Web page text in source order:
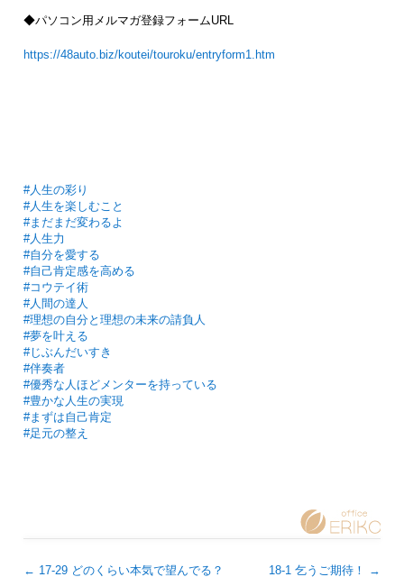
◆パソコン用メルマガ登録フォームURL
https://48auto.biz/koutei/touroku/entryform1.htm
#人生の彩り
#人生を楽しむこと
#まだまだ変わるよ
#人生力
#自分を愛する
#自己肯定感を高める
#コウテイ術
#人間の達人
#理想の自分と理想の未来の請負人
#夢を叶える
#じぶんだいすき
#伴奏者
#優秀な人ほどメンターを持っている
#豊かな人生の実現
#まずは自己肯定
#足元の整え
← 17-29 どのくらい本気で望んでる？ 18-1 乞うご期待！ →